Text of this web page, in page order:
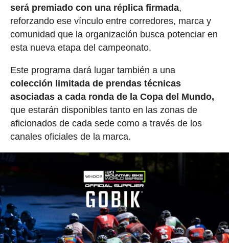
será premiado con una réplica firmada,
reforzando ese vínculo entre corredores, marca y
comunidad que la organización busca potenciar en
esta nueva etapa del campeonato.
Este programa dará lugar también a una
colección limitada de prendas técnicas
asociadas a cada ronda de la Copa del Mundo,
que estarán disponibles tanto en las zonas de
aficionados de cada sede como a través de los
canales oficiales de la marca.